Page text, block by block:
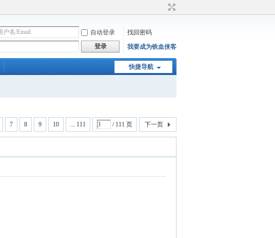
自动登录
找回密码
登录 我要成为铁血侠客
快捷导航
7 8 9 10 ... 111 / 111 页 下一页